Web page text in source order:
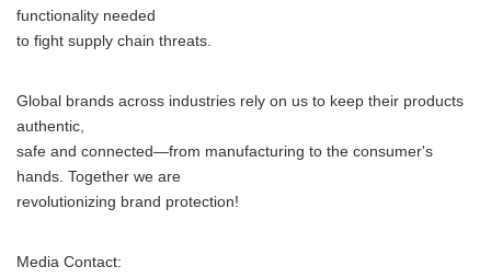
functionality needed
to fight supply chain threats.
Global brands across industries rely on us to keep their products
authentic,
safe and connected—from manufacturing to the consumer's
hands. Together we are
revolutionizing brand protection!
Media Contact: